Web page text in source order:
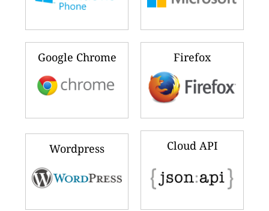
Google Chrome Firefox
Wordpress Cloud API